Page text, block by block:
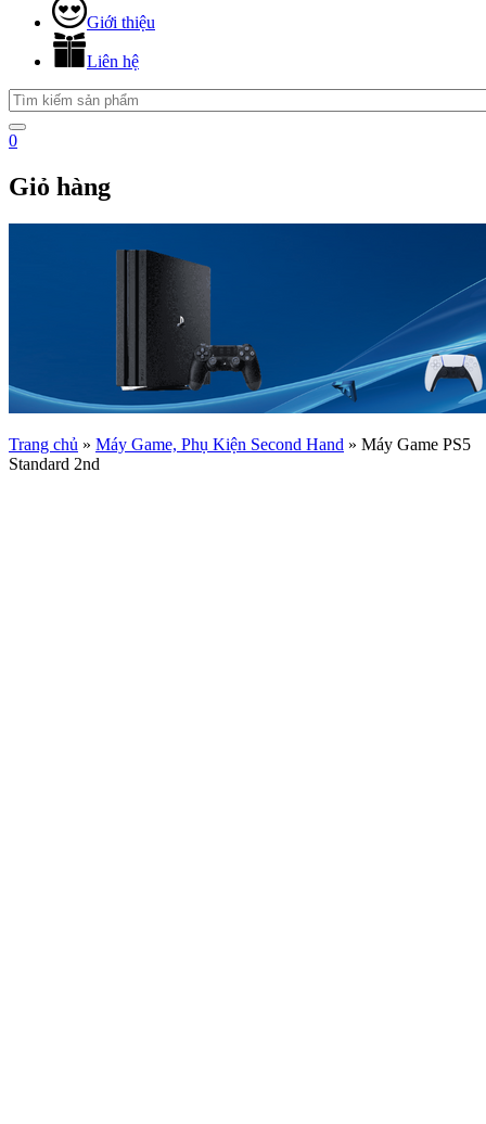
Giới thiệu
Liên hệ
0
Giỏ hàng
Trang chủ » Máy Game, Phụ Kiện Second Hand » Máy Game PS5
Standard 2nd